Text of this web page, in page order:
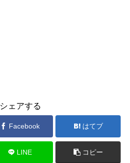
シェアする
Facebook はてブ
LINE コピー